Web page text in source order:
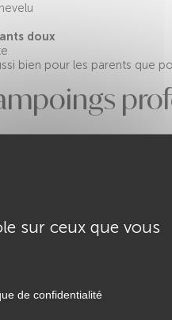
doux
bien pour les parents que
, nous vous
vous retrouvez notamment le
à la maison
à domicile ou les salons
sur ceux que vous
de confidentialité